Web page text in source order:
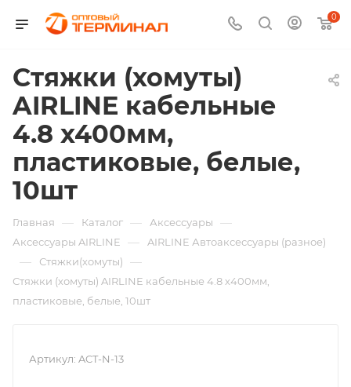
0
Стяжки (хомуты)
AIRLINE кабельные
4.8 х400мм,
пластиковые, белые,
10шт
Главная — Каталог — Аксессуары —
Аксессуары AIRLINE — AIRLINE Автоаксессуары (разное)
— Стяжки(хомуты) —
Стяжки (хомуты) AIRLINE кабельные 4.8 х400мм,
пластиковые, белые, 10шт
Артикул: ACT-N-13